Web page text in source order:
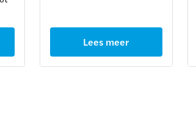
Lees meer